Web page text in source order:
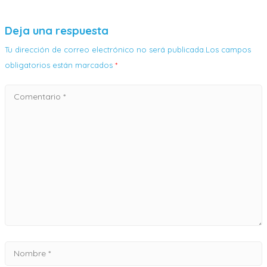
Deja una respuesta
Tu dirección de correo electrónico no será publicada.Los campos
obligatorios están marcados *